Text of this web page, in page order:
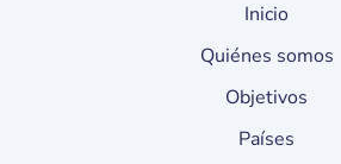
Inicio
Quiénes somos
Objetivos
Países